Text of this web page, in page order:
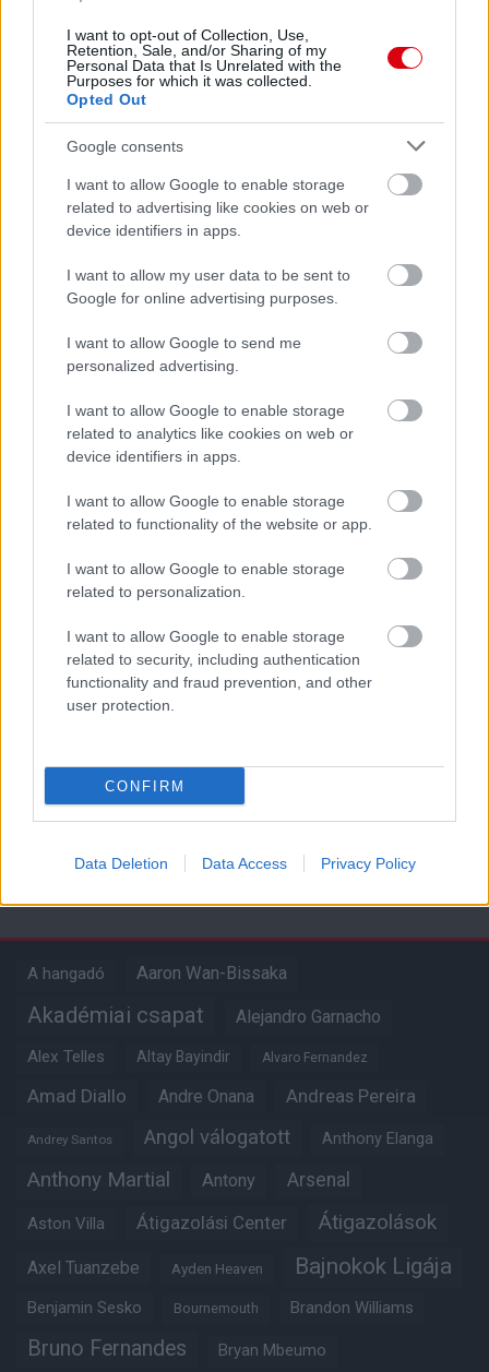
I want to opt-out of Collection, Use,
Retention, Sale, and/or Sharing of my
Personal Data that Is Unrelated with the
Purposes for which it was collected.
Opted Out
Google consents
I want to allow Google to enable storage
related to advertising like cookies on web or
device identifiers in apps.
I want to allow my user data to be sent to
Google for online advertising purposes.
I want to allow Google to send me
personalized advertising.
I want to allow Google to enable storage
related to analytics like cookies on web or
device identifiers in apps.
I want to allow Google to enable storage
related to functionality of the website or app.
I want to allow Google to enable storage
related to personalization.
I want to allow Google to enable storage
related to security, including authentication
functionality and fraud prevention, and other
user protection.
CONFIRM
Data Deletion Data Access Privacy Policy
Meccs Center
Paris Saint-Germain
Manchester United
Felkészülési szezon 4. mérkőzés
Nya Ullevi, Göteborg
2026-08-08 17:00
0 nap 20 óra 33 perc 19 másodperc
Leeds Unitedvs Manchester United2026-08-12 20:30
ELŐZŐ MÉRKŐZÉSEK
Támogatás
Támogasd adományoddal
Kapcsolódó hírek
Címkék
A hangadó Aaron Wan-Bissaka
Akadémiai csapat Alejandro Garnacho
Alex Telles Altay Bayindir Alvaro Fernandez
Amad Diallo Andre Onana Andreas Pereira
Andrey Santos Angol válogatott Anthony Elanga
Anthony Martial Antony Arsenal
Aston Villa Átigazolási Center Átigazolások
Axel Tuanzebe Ayden Heaven Bajnokok Ligája
Benjamin Sesko Bournemouth Brandon Williams
Bruno Fernandes Bryan Mbeumo